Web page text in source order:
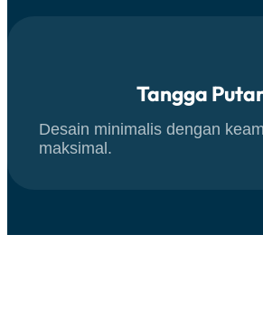
Tangga
Desain minimalis dengan
maksimal.